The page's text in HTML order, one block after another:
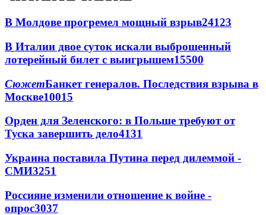
В Молдове прогремел мощный взрыв24123
В Италии двое суток искали выброшенный
лотерейный билет с выигрышем15500
СюжетБанкет генералов. Последствия взрыва в
Москве10015
Орден для Зеленского: в Польше требуют от
Туска завершить дело4131
Украина поставила Путина перед дилеммой -
СМИ3251
Россияне изменили отношение к войне -
опрос3037